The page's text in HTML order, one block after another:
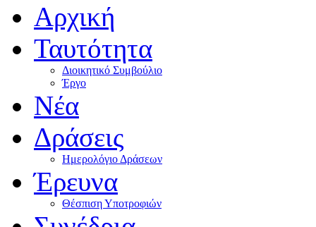
Αρχική
Ταυτότητα
Διοικητικό Συμβούλιο
Έργο
Νέα
Δράσεις
Ημερολόγιο Δράσεων
Έρευνα
Θέσπιση Υποτροφιών